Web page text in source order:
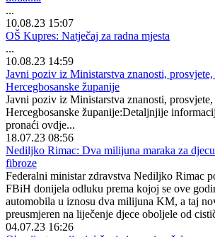
...
10.08.23 15:07
OŠ Kupres: Natječaj za radna mjesta
...
10.08.23 14:59
Javni poziv iz Ministarstva znanosti,
Hercegbosanske županije
Javni poziv iz Ministarstva znanosti,
Hercegbosanske županije:Detaljnjije
pronaći ovdje...
18.07.23 08:56
Nediljko Rimac: Dva milijuna maraka za
fibroze
Federalni ministar zdravstva Nediljko Rimac
FBiH donijela odluku prema kojoj se ove
automobila u iznosu dva milijuna KM, a taj
preusmjeren na liječenje djece oboljele od
04.07.23 16:26